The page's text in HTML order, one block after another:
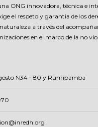
ONG innovadora, técnica e
el respeto y garantia de los
a través del
en el marco de la no
N34 - 80 y Rumipamba